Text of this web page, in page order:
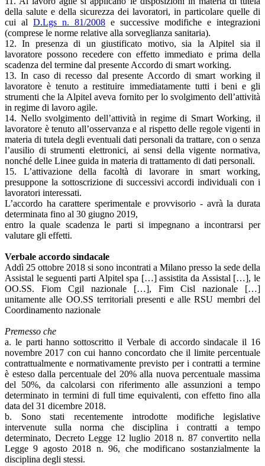
della salute e della sicurezza dei lavoratori, in particolare quelle di
cui al D.Lgs n. 81/2008 e successive modifiche e integrazioni
(comprese le norme relative alla sorveglianza sanitaria).
12. In presenza di un giustificato motivo, sia la Alpitel sia il
lavoratore possono recedere con effetto immediato e prima della
scadenza del termine dal presente Accordo di smart working.
13. In caso di recesso dal presente Accordo di smart working il
lavoratore è tenuto a restituire immediatamente tutti i beni e gli
strumenti che la Alpitel aveva fornito per lo svolgimento dell’attività
in regime di lavoro agile.
14. Nello svolgimento dell’attività in regime di Smart Working, il
lavoratore è tenuto all’osservanza e al rispetto delle regole vigenti in
materia di tutela degli eventuali dati personali da trattare, con o senza
l’ausilio di strumenti elettronici, ai sensi della vigente normativa,
nonché delle Linee guida in materia di trattamento di dati personali.
15. L’attivazione della facoltà di lavorare in smart working,
presuppone la sottoscrizione di successivi accordi individuali con i
lavoratori interessati.
L’accordo ha carattere sperimentale e provvisorio - avrà la durata
determinata fino al 30 giugno 2019,
entro la quale scadenza le parti si impegnano a incontrarsi per
valutare gli effetti.
Verbale accordo sindacale
Addì 25 ottobre 2018 si sono incontrati a Milano presso la sede della
Assistal le seguenti parti Alpitel spa […] assistita da Assistal […], le
OO.SS. Fiom Cgil nazionale […], Fim Cisl nazionale […]
unitamente alle OO.SS territoriali presenti e alle RSU membri del
Coordinamento nazionale
Premesso che
a. le parti hanno sottoscritto il Verbale di accordo sindacale il 16
novembre 2017 con cui hanno concordato che il limite percentuale
contrattualmente e normativamente previsto per i contratti a termine
è esteso dalla percentuale del 20% alla nuova percentuale massima
del 50%, da calcolarsi con riferimento alle assunzioni a tempo
determinato in termini di full time equivalenti, con effetto fino alla
data del 31 dicembre 2018.
b. Sono stati recentemente introdotte modifiche legislative
intervenute sulla norma che disciplina i contratti a tempo
determinato, Decreto Legge 12 luglio 2018 n. 87 convertito nella
Legge 9 agosto 2018 n. 96, che modificano sostanzialmente la
disciplina degli stessi.